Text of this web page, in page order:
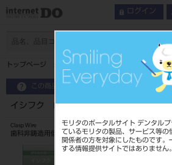
モリタのポータルサイト デンタル
ているモリタの製品、サービス等の
関係者の方を対象にしたものです。
する情報提供サイトではありません。
ログイン
トップページ イシフク K14クラスプ ワイヤ
この商品に関するお問い合わせ
イシフク K14クラスプ ワイヤー 5g
Clasp Wire
歯科非鋳造用低カラット金合金